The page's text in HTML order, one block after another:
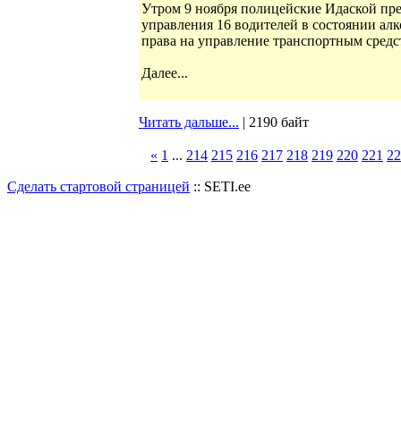
Утром 9 ноября полицейские Идаской
управления 16 водителей в состоянии
права на управление транспортным
Далее...
Читать дальше... | 2190 байт
« 1 ... 214 215 216 217 218 219 220 221
Сделать стартовой страницей :: SETI.ee